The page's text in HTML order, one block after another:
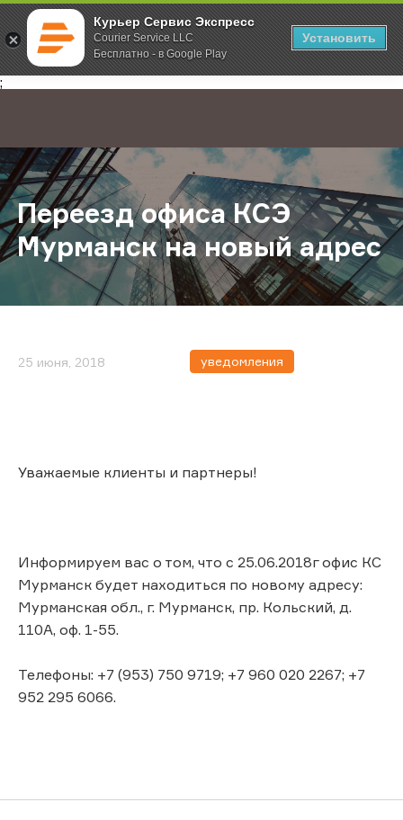
Курьер Сервис Экспресс
Courier Service LLC
Бесплатно - в Google Play
Установить
;
Главная О компании Новости Переезд офиса КСЭ Мурманск на
Переезд офиса КСЭ
Мурманск на новый адрес
25 июня, 2018 уведомления
Уважаемые клиенты и партнеры!
Информируем вас о том, что с 25.06.2018г офис КС
Мурманск будет находиться по новому адресу:
Мурманская обл., г. Мурманск, пр. Кольский, д.
110А, оф. 1-55.
Телефоны: +7 (953) 750 9719; +7 960 020 2267; +7
952 295 6066.